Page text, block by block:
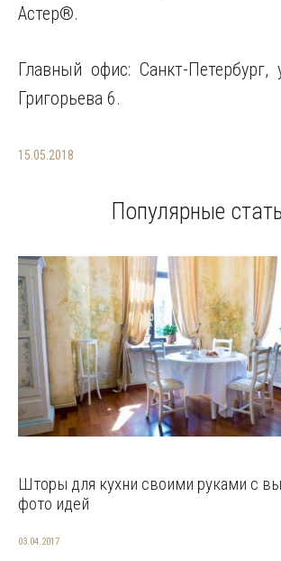
Астер®.
Главный офис: Санкт-Петербург,
Григорьева 6.
15.05.2018
Популярные
Шторы для кухни своими руками с
фото идей
03.04.2017